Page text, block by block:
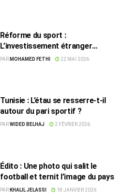
Réforme du sport :
L’investissement étranger
s’invite dans le débat
PAR MOHAMED FETHI 22 MAI 2026
Tunisie : L’étau se resserre-t-il
autour du pari sportif ?
PARWIDED BELHAJ 2 FÉVRIER 2026
Édito : Une photo qui salit le
football et ternit l’image du pays
PAR KHALIL JELASSI 18 JANVIER 2026